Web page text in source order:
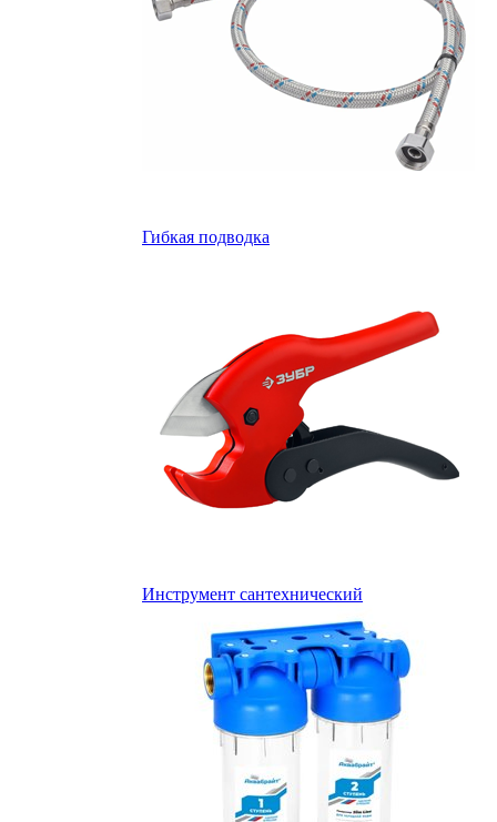
Гибкая подводка
Инструмент сантехнический